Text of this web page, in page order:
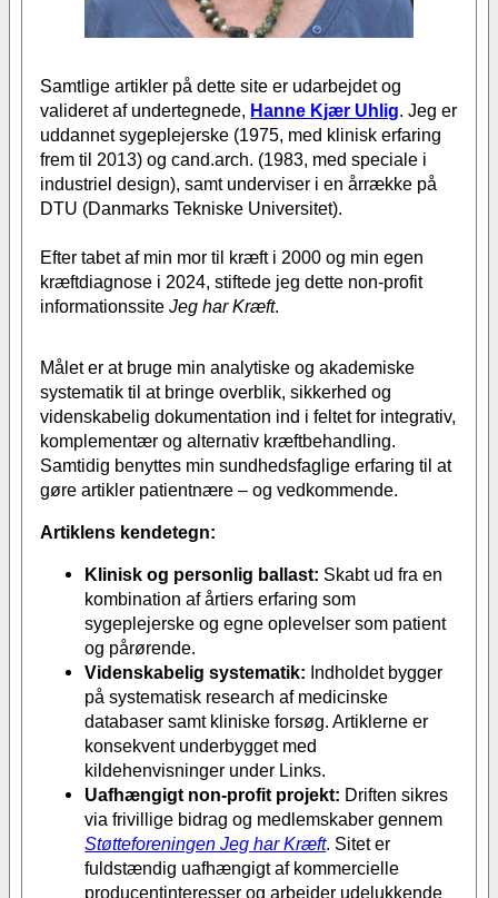
Samtlige artikler på dette site er udarbejdet og
valideret af undertegnede, Hanne Kjær Uhlig. Jeg er
uddannet sygeplejerske (1975, med klinisk erfaring
frem til 2013) og cand.arch. (1983, med speciale i
industriel design), samt underviser i en årrække på
DTU (Danmarks Tekniske Universitet).
Efter tabet af min mor til kræft i 2000 og min egen
kræftdiagnose i 2024, stiftede jeg dette non-profit
informationssiteJeg har Kræft.
Målet er at bruge min analytiske og akademiske
systematik til at bringe overblik, sikkerhed og
videnskabelig dokumentation ind i feltet for integrativ,
komplementær og alternativ kræftbehandling.
Samtidig benyttes min sundhedsfaglige erfaring til at
gøre artikler patientnære – og vedkommende.
Artiklens kendetegn:
Klinisk og personlig ballast: Skabt ud fra en
kombination af årtiers erfaring som
sygeplejerske og egne oplevelser som patient
og pårørende.
Videnskabelig systematik: Indholdet bygger
på systematisk research af medicinske
databaser samt kliniske forsøg. Artiklerne er
konsekvent underbygget med
kildehenvisninger under Links.
Uafhængigt non-profit projekt: Driften sikres
via frivillige bidrag og medlemskaber gennem
Støtteforeningen Jeg har Kræft. Sitet er
fuldstændig uafhængigt af kommercielle
producentinteresser og arbejder udelukkende